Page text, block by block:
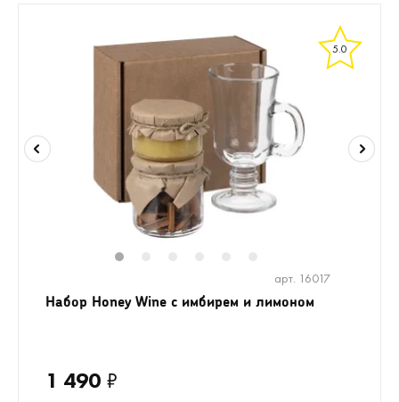
5.0
арт. 16017
Набор Honey Wine с имбирем и лимоном
1 490 ₽